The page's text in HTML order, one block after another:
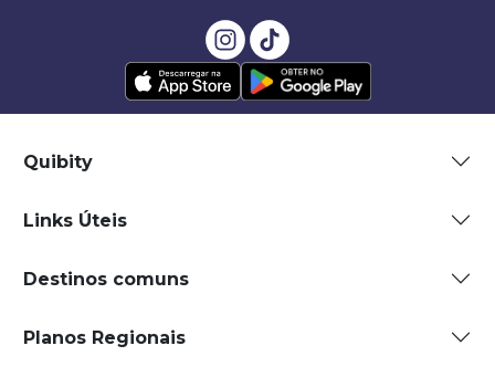
Quibity
Links Úteis
Destinos comuns
Planos Regionais